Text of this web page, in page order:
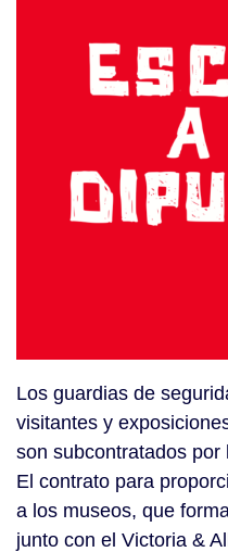
Los guardias de
visitantes y
son subcontratados
El contrato para
a los museos, que
junto con el Victoria &